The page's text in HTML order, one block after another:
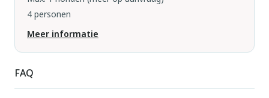
4 personen
Meer informatie
FAQ